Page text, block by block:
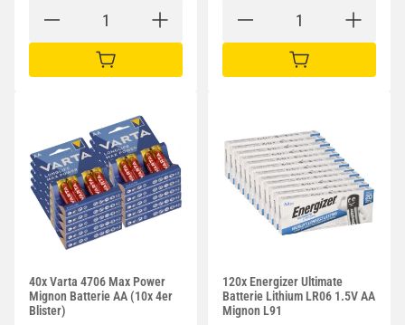
IN DEN WARENKORB IN DEN WARENKORB
40x Varta 4706 Max Power
Mignon Batterie AA (10x 4er
Blister)
120x Energizer Ultimate
Batterie Lithium LR06 1.5V AA
Mignon L91